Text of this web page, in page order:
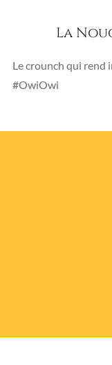
La
Le crounch qui rend
#OwiOwi